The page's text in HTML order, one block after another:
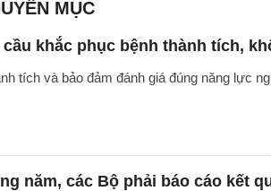
MỤC
khắc phục bệnh thành tích,
tích và bảo đảm đánh giá đúng năng lực
năm, các Bộ phải báo cáo kết